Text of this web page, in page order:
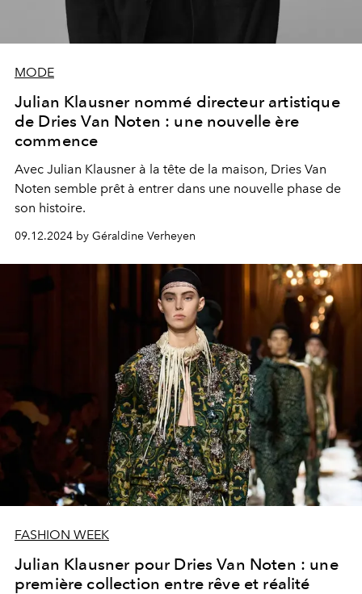
MODE
Julian Klausner nommé directeur artistique
de Dries Van Noten : une nouvelle ère
commence
Avec Julian Klausner à la tête de la maison, Dries Van
Noten semble prêt à entrer dans une nouvelle phase de
son histoire.
09.12.2024 by Géraldine Verheyen
FASHION WEEK
Julian Klausner pour Dries Van Noten : une
première collection entre rêve et réalité